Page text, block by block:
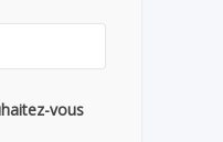
vous